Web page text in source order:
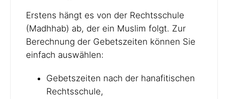
Erstens hängt es von der Rechtsschule
(Madhhab) ab, der ein Muslim folgt. Zur
Berechnung der Gebetszeiten können Sie
einfach auswählen:
Gebetszeiten nach der hanafitischen
Rechtsschule,